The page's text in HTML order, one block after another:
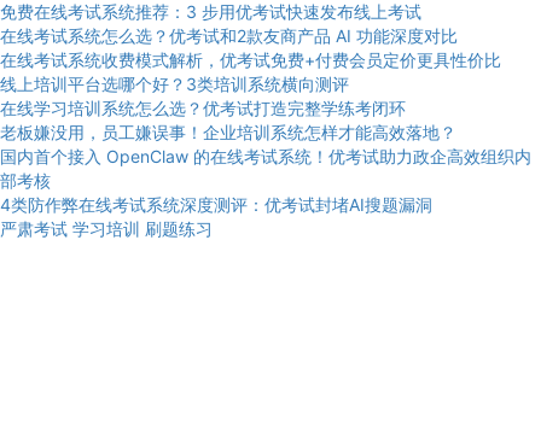
免费在线考试系统推荐：3 步用优考试快速发布线上考试
在线考试系统怎么选？优考试和2款友商产品 AI 功能深度对比
在线考试系统收费模式解析，优考试免费+付费会员定价更具性价比
线上培训平台选哪个好？3类培训系统横向测评
在线学习培训系统怎么选？优考试打造完整学练考闭环
老板嫌没用，员工嫌误事！企业培训系统怎样才能高效落地？
国内首个接入 OpenClaw 的在线考试系统！优考试助力政企高效组织内
部考核
4类防作弊在线考试系统深度测评：优考试封堵AI搜题漏洞
严肃考试 学习培训 刷题练习